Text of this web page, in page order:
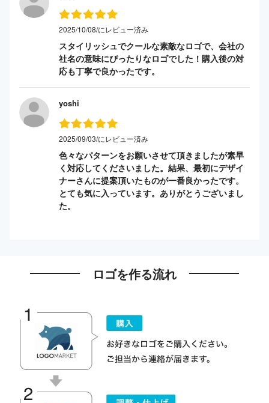
2025/10/08/にレビュー済み
スタイリッシュでクールな素敵なロゴで、会社の
社名の意味にぴったりなロゴでした！購入後の対
応も丁寧で良かったです。
yoshi
2025/09/03/にレビュー済み
色々なパターンをお願いさせて頂きましたが素早
く対応してくださいました。結果、最初にデザイ
ナーさんに提案頂いたものが一番良かったです。
とても気に入っています。ありがとうございまし
た。
ロゴを作る流れ